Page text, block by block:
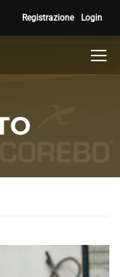
Registrazione Login